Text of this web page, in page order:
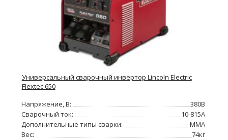
Универсальный сварочный инвертор Lincoln Electric
Flextec 650
Напряжение, В:
380В
Сварочный ток:
10-815А
Дополнительные типы сварки:
MMA
Вес:
74кг